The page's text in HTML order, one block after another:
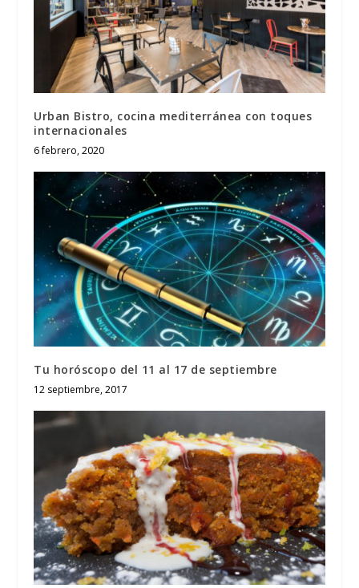
Urban Bistro, cocina mediterránea con toques
internacionales
6 febrero, 2020
Tu horóscopo del 11 al 17 de septiembre
12 septiembre, 2017